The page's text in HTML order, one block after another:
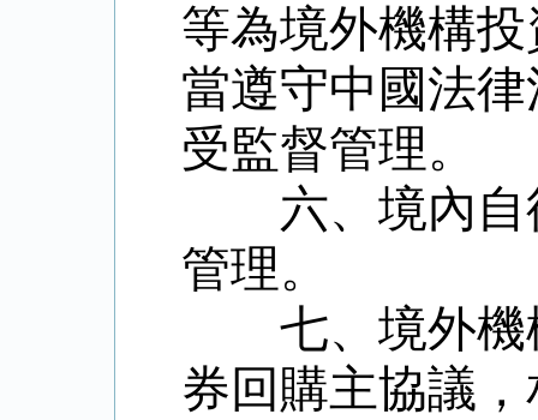
等為境外機構
當遵守中國法
受監督管理。
六、境內自
管理。
七、境外機
券回購主協議